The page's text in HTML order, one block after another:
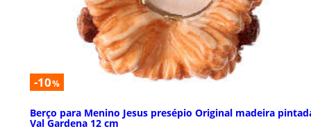
-10%
Berço para Menino Jesus presépio Original madeira
Val Gardena 12 cm